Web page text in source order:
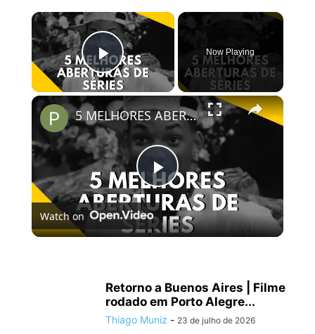
×
Play Video
Now Playing
×
Play
Video
5 MELHORES ABERTURAS DE SÉRIES | Pipocas Tv #13
Watch on
Retorno a Buenos Aires | Filme
rodado em Porto Alegre...
Thiago Muniz - 23 de julho de 2026